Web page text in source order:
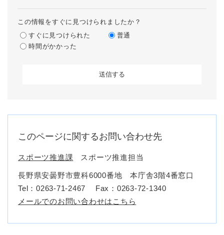
この情報をすぐに見つけられましたか？
すぐに見つけられた
普通
時間がかかった
このページに関するお問い合わせ先
スポーツ推進課 スポーツ推進担当
長野県安曇野市豊科6000番地 本庁舎3階4番窓口
Tel：0263-71-2467
Fax：0263‐72‐1340
メールでのお問い合わせはこちら